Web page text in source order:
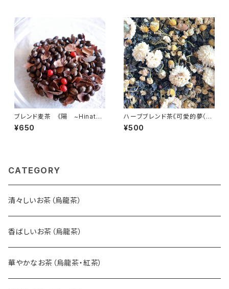
ブレンド麦茶 《陽 ~Hinata
~》3包入り
¥650
ハーブブレンド茶《可愛的夢（ク
ーアイダームン）〜lovely dre
ams〜》台湾茶
¥500
CATEGORY
清々しいお茶（烏龍茶）
香ばしいお茶（烏龍茶）
華やかなお茶（烏龍茶・紅茶）